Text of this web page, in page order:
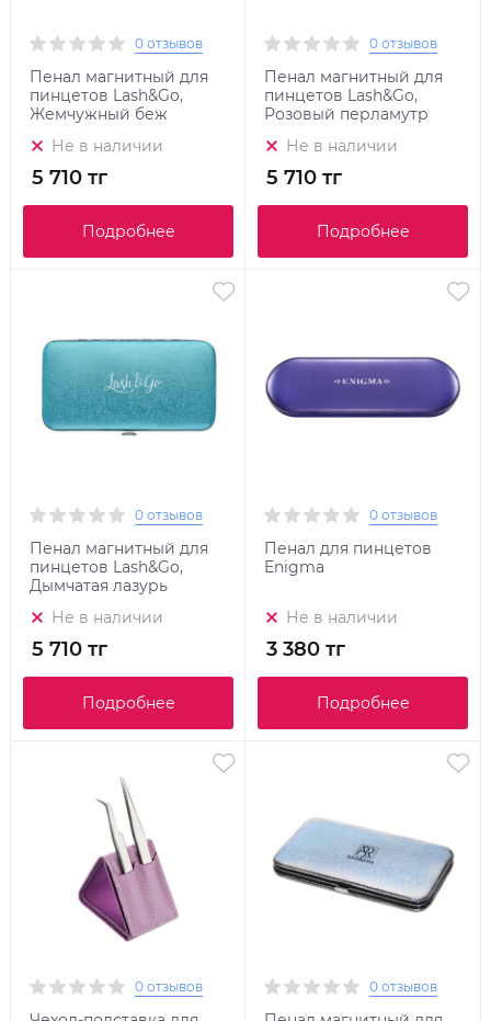
0 отзывов
Пенал магнитный для
пинцетов Lash&Go,
Жемчужный беж
Не в наличии
5 710 тг
Подробнее
0 отзывов
Пенал магнитный для
пинцетов Lash&Go,
Розовый перламутр
Не в наличии
5 710 тг
Подробнее
0 отзывов
Пенал магнитный для
пинцетов Lash&Go,
Дымчатая лазурь
Не в наличии
5 710 тг
Подробнее
0 отзывов
Пенал для пинцетов
Enigma
Не в наличии
3 380 тг
Подробнее
0 отзывов 0 отзывов